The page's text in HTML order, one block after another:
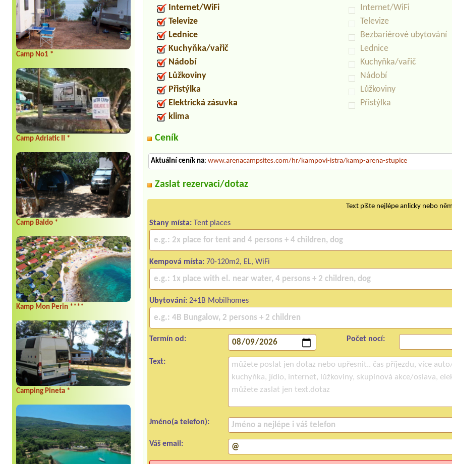
Camp No1 *
Camp Adriatic II *
Camp Baldo *
Kamp Mon Perin ****
Camping Pineta *
Internet/WiFi
Televize
Lednice
Kuchyňka/vařič
Nádobí
Lůžkoviny
Přistýlka
Elektrická zásuvka
klima
Internet/WiFi
Televize
Bezbariérové ubytování
Lednice
Kuchyňka/vařič
Nádobí
Lůžkoviny
Přistýlka
Ceník
Aktuální ceník na: www.arenacampsites.com/hr/kampovi-istra/kamp-arena-stupice
Zaslat rezervaci/dotaz
Text pište nejlépe anlicky nebo
Stany místa: Tent places
Kempová místa: 70-120m2, EL, WiFi
Ubytování: 2+1B Mobilhomes
Termín od: Počet nocí:
Text:
Jméno(a telefon):
Váš email: